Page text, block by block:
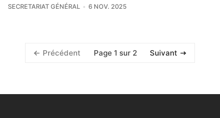
SECRETARIAT GÉNÉRAL 6 NOV. 2025
Précédent Page 1 sur 2 Suivant